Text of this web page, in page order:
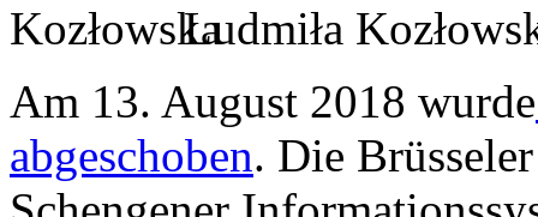
Ludmiła
Am 13. August 2018 wurde
abgeschoben. Die